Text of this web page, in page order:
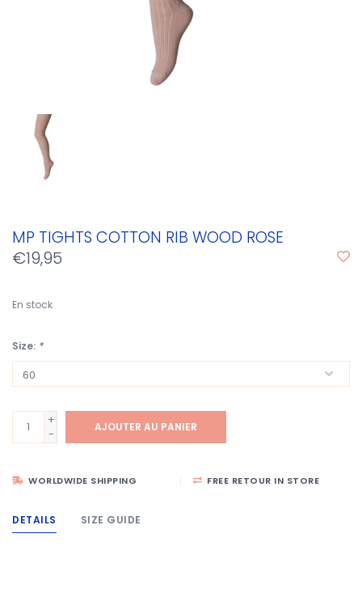
MP TIGHTS COTTON RIB WOOD ROSE
€19,95
En stock
Size: *
+
-
AJOUTER AU PANIER
WORLDWIDE SHIPPING FREE RETOUR IN STORE
DETAILS SIZE GUIDE